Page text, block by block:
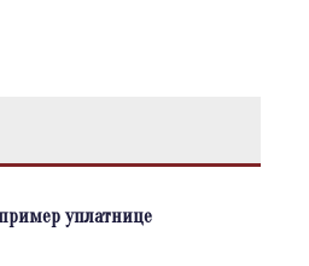
уплатнице